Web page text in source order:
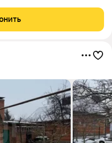
м с тремя комнатами и